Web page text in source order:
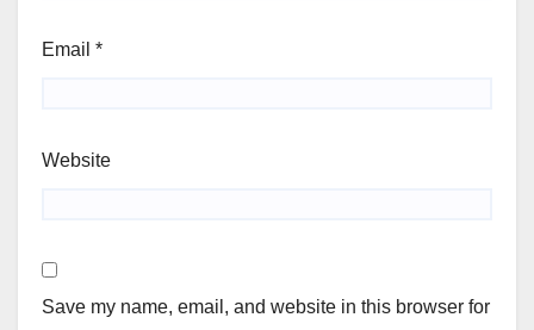
Email *
Website
Save my name, email, and website in this browser for